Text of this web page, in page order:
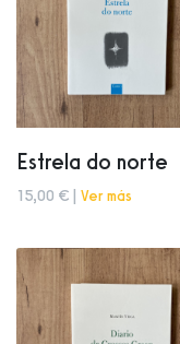
Estrela do norte
15,00 € | Ver más